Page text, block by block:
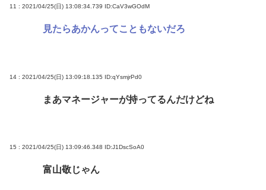
11 : 2021/04/25(日) 13:08:34.739 ID:CaV3wGOdM
見たらあかんってこともないだろ
14 : 2021/04/25(日) 13:09:18.135 ID:qYsmjrPd0
まあマネージャーが持ってるんだけどね
15 : 2021/04/25(日) 13:09:46.348 ID:J1DscSoA0
富山敬じゃん